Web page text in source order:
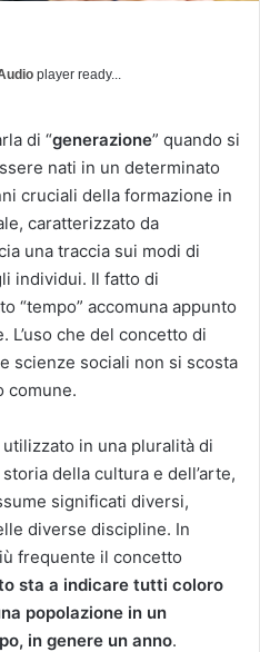
player ready...
di “generazione” quando si
nati in un determinato
cruciali della formazione in
caratterizzato da
una traccia sui modi di
individui. Il fatto di
“tempo” accomuna appunto
L’uso che del concetto di
scienze sociali non si scosta
comune.
in una pluralità di
della cultura e dell’arte,
significati diversi,
diverse discipline. In
frequente il concetto
sta a indicare tutti coloro
popolazione in un
in genere un anno.